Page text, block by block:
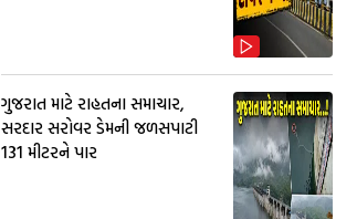
ગુજરાત માટે રાહતના સમાચાર,
સરદાર સરોવર ડેમની જળસપાટી
131 મીટરને પાર